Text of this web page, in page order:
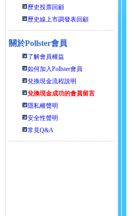
歷史投票回顧
歷史線上市調發表回顧
關於Pollster會員
了解會員權益
如何加入Pollster會員
兌換現金流程說明
兌換現金成功的會員留言
隱私權聲明
安全性聲明
常見Q&A